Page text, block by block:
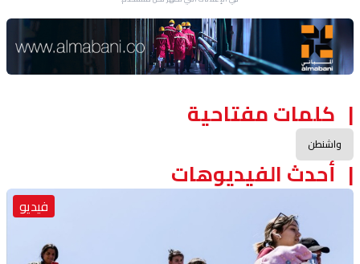
Advertisement Section
كلمات مفتاحية
واشنطن
أحدث الفيديوهات
فيديو